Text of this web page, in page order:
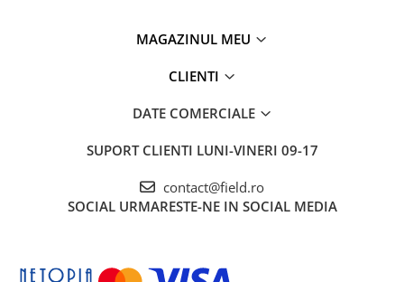
MAGAZINUL MEU
CLIENTI
DATE COMERCIALE
SUPORT CLIENTI LUNI-VINERI 09-17
contact@field.ro
SOCIAL URMARESTE-NE IN SOCIAL MEDIA